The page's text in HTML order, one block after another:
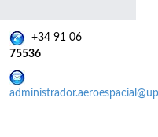
+34 91 06
75536